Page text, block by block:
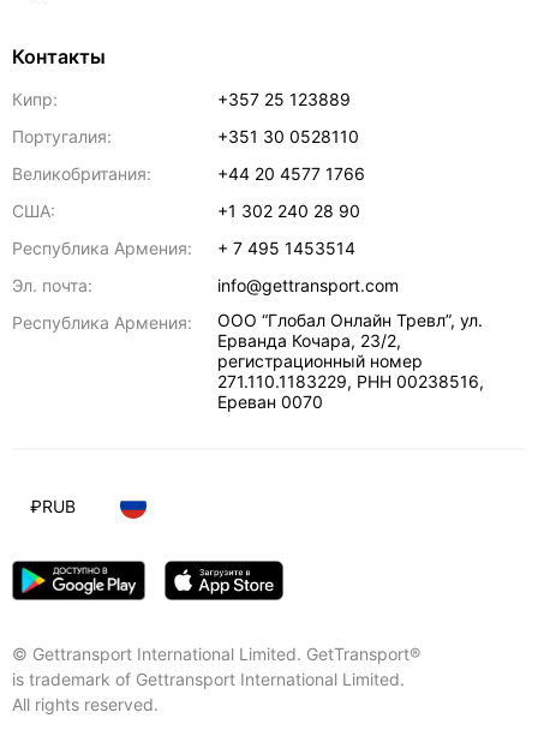
Контакты
Кипр:
+357 25 123889
Португалия:
+351 30 0528110
Великобритания:
+44 20 4577 1766
США:
+1 302 240 28 90
Республика Армения:
+ 7 495 1453514
Эл. почта:
info@gettransport.com
Республика Армения:
ООО “Глобал Онлайн Тревл”, ул.
Ерванда Кочара, 23/2,
регистрационный номер
271.110.1183229, РНН 00238516,
Ереван 0070
© Gettransport International Limited. GetTransport®
is trademark of Gettransport International Limited.
All rights reserved.
₽RUB